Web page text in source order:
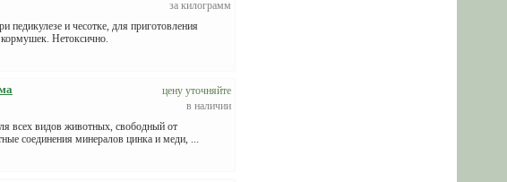
за килограмм
и чесотке, для приготовления
Нетоксично.
цену уточняйте
в наличии
всех видов животных, свободный от
соединения минералов цинка и меди, ...